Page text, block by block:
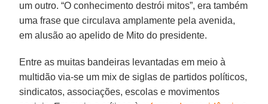
um outro. “O conhecimento destrói mitos”, era também
uma frase que circulava amplamente pela avenida,
em alusão ao apelido de Mito do presidente.
Entre as muitas bandeiras levantadas em meio à
multidão via-se um mix de siglas de partidos políticos,
sindicatos, associações, escolas e movimentos